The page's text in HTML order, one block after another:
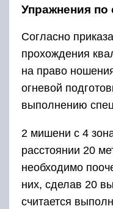
Упражнения по
Согласно
прохождения
на право
огневой
выполнению
2 мишени с 4
расстоянии 20
необходимо
них, сделав 20
считается